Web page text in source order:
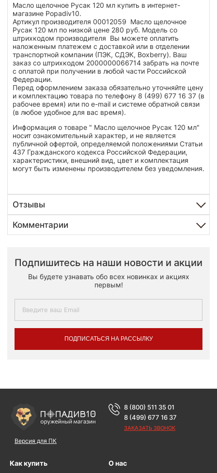
Масло щелочное Русак 120 мл купить в интернет-
магазине Popadiv10.
Артикул производителя 00012059 Масло щелочное
Русак 120 мл по низкой цене 280 руб. Модель со
штрихкодом производителя Вы можете оплатить
наложенным платежем с доставкой или в отделении
транспортной компании (ПЭК, СДЭК, Boxberry). Ваш
заказ со штрихкодом 2000000066714 забрать на почте
с оплатой при получении в любой части Российской
Федерации.
Перед оформлением заказа обязательно уточняйте цену
и комплектацию товара по телефону 8 (499) 677 16 37 (в
рабочее время) или по e-mail и системе обратной связи
(в любое удобное для вас время).
Информация о товаре " Масло щелочное Русак 120 мл"
носит ознакомительный характер, и не является
публичной офертой, определяемой положениями Статьи
437 Гражданского кодекса Российской Федерации,
характеристики, внешний вид, цвет и комплектация
могут быть изменены производителем без уведомления.
Отзывы
Комментарии
Подпишитесь на наши новости и акции
Вы будете узнавать обо всех новинках и акциях
первым!
ПОДПИСАТЬСЯ НА РАССЫЛКУ
Версия для ПК
8 (800) 511 35 01
8 (499) 677 16 37
ЗАКАЗАТЬ ЗВОНОК
Как купить О нас